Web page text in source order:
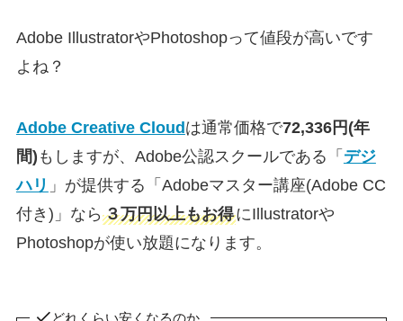
Adobe IllustratorやPhotoshopって値段が高いです
よね？
Adobe Creative Cloud は通常価格で72,336円(年
間) もしますが、Adobe公認スクールである「 デジ
ハリ 」が提供する「Adobeマスター講座(Adobe CC
付き)」なら ３万円以上もお得にIllustratorや
Photoshopが使い放題になります。